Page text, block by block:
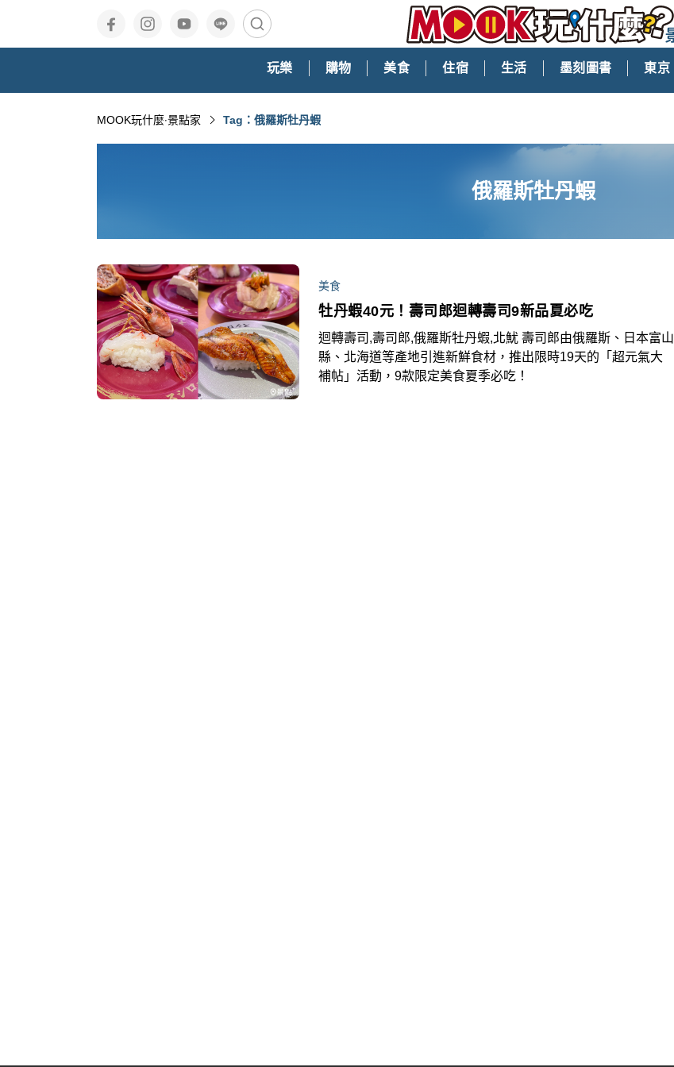
玩樂 購物 美食 住宿 生活 墨刻圖書 東京
MOOK玩什麼‧景點家 Tag：俄羅斯牡丹蝦
俄羅斯牡丹蝦
美食
牡丹蝦40元！壽司郎迴轉壽司9新品夏必吃
迴轉壽司,壽司郎,俄羅斯牡丹蝦,北魷 壽司郎由俄羅斯、日本富山
縣、北海道等產地引進新鮮食材，推出限時19天的「超元氣大
補帖」活動，9款限定美食夏季必吃！